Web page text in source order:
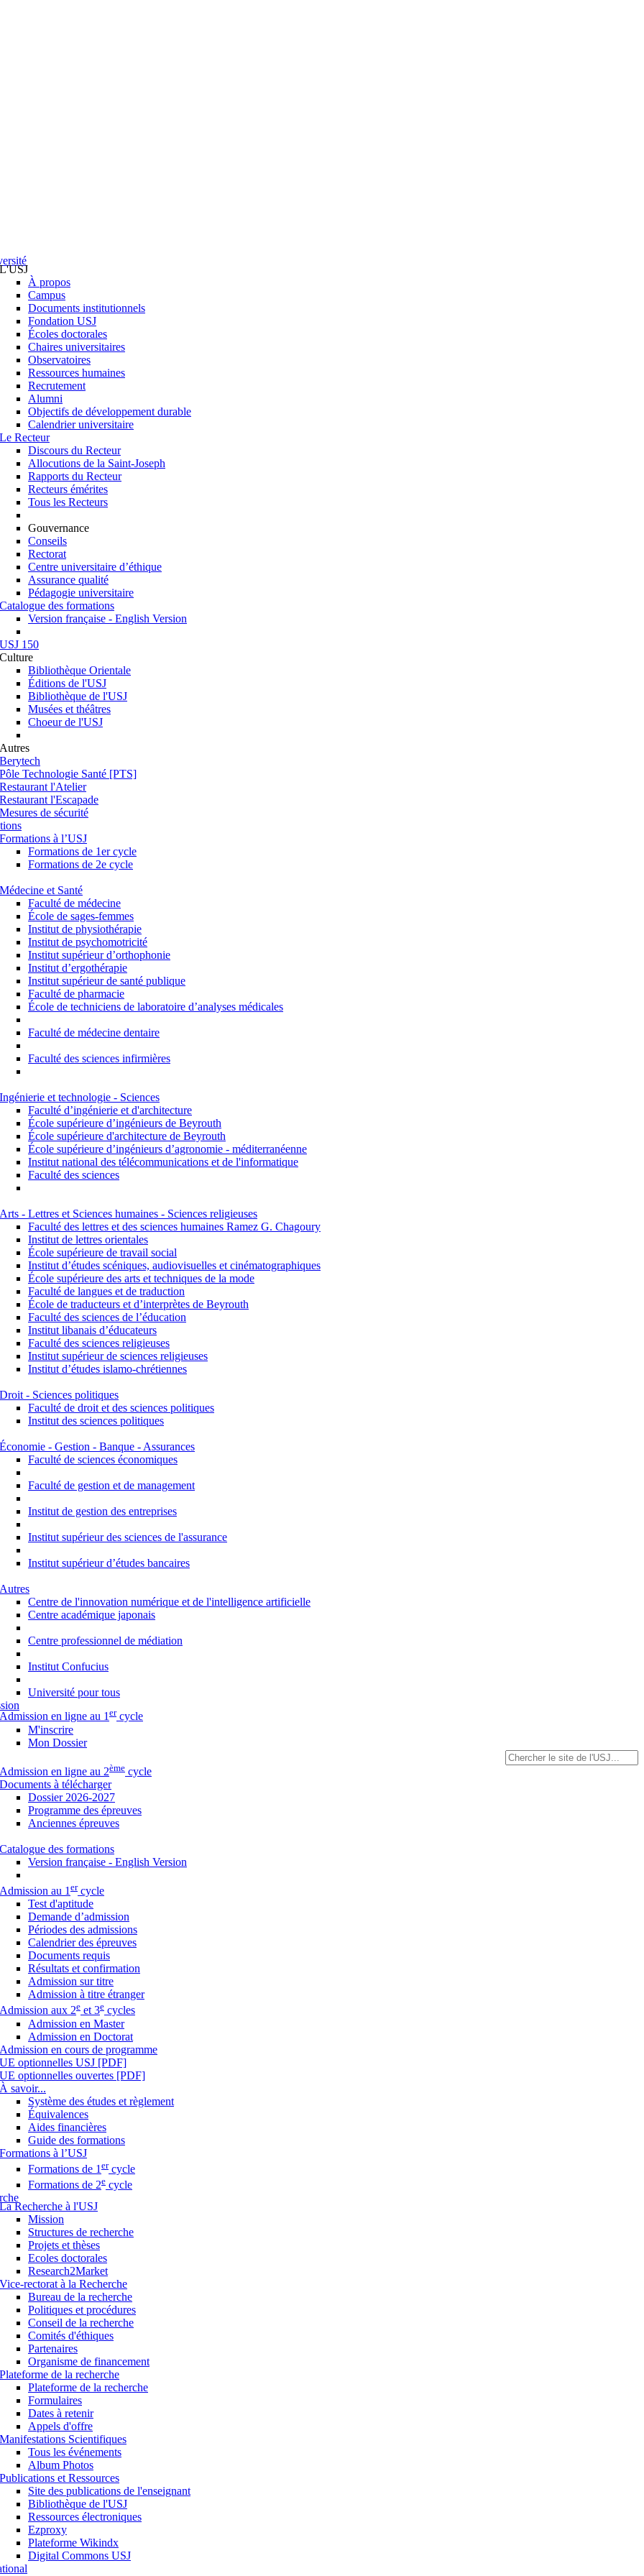
L'USJ
À propos
Campus
Documents institutionnels
Fondation USJ
Écoles doctorales
Chaires universitaires
Observatoires
Ressources humaines
Recrutement
Alumni
Objectifs de développement durable
Calendrier universitaire
Le Recteur
Discours du Recteur
Allocutions de la Saint-Joseph
Rapports du Recteur
Recteurs émérites
Tous les Recteurs
Gouvernance
Conseils
Rectorat
Centre universitaire d’éthique
Assurance qualité
Pédagogie universitaire
Catalogue des formations
Version française - English Version
USJ 150
Culture
Bibliothèque Orientale
Éditions de l'USJ
Bibliothèque de l'USJ
Musées et théâtres
Choeur de l'USJ
Autres
Berytech
Pôle Technologie Santé [PTS]
Restaurant l'Atelier
Restaurant l'Escapade
Mesures de sécurité
Formations à l’USJ
Formations de 1er cycle
Formations de 2e cycle
Médecine et Santé
Faculté de médecine
École de sages-femmes
Institut de physiothérapie
Institut de psychomotricité
Institut supérieur d’orthophonie
Institut d’ergothérapie
Institut supérieur de santé publique
Faculté de pharmacie
École de techniciens de laboratoire d’analyses médicales
Faculté de médecine dentaire
Faculté des sciences infirmières
Ingénierie et technologie - Sciences
Faculté d’ingénierie et d'architecture
École supérieure d’ingénieurs de Beyrouth
École supérieure d'architecture de Beyrouth
École supérieure d’ingénieurs d’agronomie - méditerranéenne
Institut national des télécommunications et de l'informatique
Faculté des sciences
Arts - Lettres et Sciences humaines - Sciences religieuses
Faculté des lettres et des sciences humaines Ramez G. Chagoury
Institut de lettres orientales
École supérieure de travail social
Institut d’études scéniques, audiovisuelles et cinématographiques
École supérieure des arts et techniques de la mode
Faculté de langues et de traduction
École de traducteurs et d’interprètes de Beyrouth
Faculté des sciences de l’éducation
Institut libanais d’éducateurs
Faculté des sciences religieuses
Institut supérieur de sciences religieuses
Institut d’études islamo-chrétiennes
Droit - Sciences politiques
Faculté de droit et des sciences politiques
Institut des sciences politiques
Économie - Gestion - Banque - Assurances
Faculté de sciences économiques
Faculté de gestion et de management
Institut de gestion des entreprises
Institut supérieur des sciences de l'assurance
Institut supérieur d’études bancaires
Autres
Centre de l'innovation numérique et de l'intelligence artificielle
Centre académique japonais
Centre professionnel de médiation
Institut Confucius
Université pour tous
Admission en ligne au 1ercycle
M'inscrire
Mon Dossier
Admission en ligne au 2ème cycle
Documents à télécharger
Dossier 2026-2027
Programme des épreuves
Anciennes épreuves
Catalogue des formations
Version française - English Version
Admission au 1 ercycle
Test d'aptitude
Demande d’admission
Périodes des admissions
Calendrier des épreuves
Documents requis
Résultats et confirmation
Admission sur titre
Admission à titre étranger
Admission aux 2e et 3e cycles
Admission en Master
Admission en Doctorat
Admission en cours de programme
UE optionnelles USJ [PDF]
UE optionnelles ouvertes [PDF]
À savoir...
Système des études et règlement
Équivalences
Aides financières
Guide des formations
Formations à l’USJ
Formations de 1 ercycle
Formations de 2e cycle
La Recherche à l'USJ
Mission
Structures de recherche
Projets et thèses
Ecoles doctorales
Research2Market
Vice-rectorat à la Recherche
Bureau de la recherche
Politiques et procédures
Conseil de la recherche
Comités d'éthiques
Partenaires
Organisme de financement
Plateforme de la recherche
Plateforme de la recherche
Formulaires
Dates à retenir
Appels d'offre
Manifestations Scientifiques
Tous les événements
Album Photos
Publications et Ressources
Site des publications de l'enseignant
Bibliothèque de l'USJ
Ressources électroniques
Ezproxy
Plateforme Wikindx
Digital Commons USJ